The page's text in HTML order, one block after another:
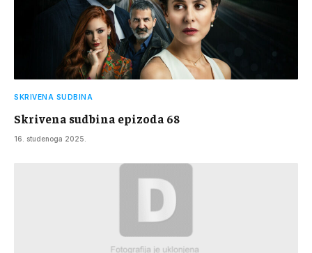
SKRIVENA SUDBINA
Skrivena sudbina epizoda 68
16. studenoga 2025.